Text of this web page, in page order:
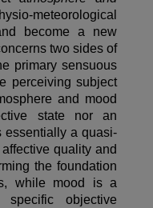
meteorological
become a new
two sides of
primary sensuous
perceiving subject
and mood
state nor an
essentially a quasi-
quality and
the foundation
while mood is a
specific objective